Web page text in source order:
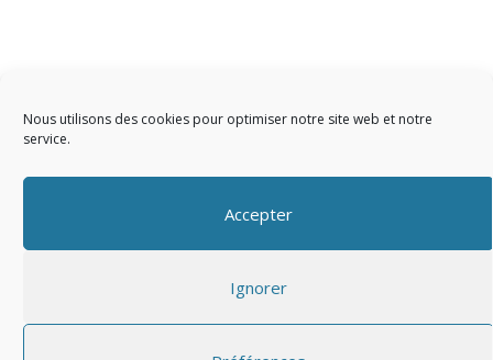
Nous utilisons des cookies pour optimiser notre site web et notre
service.
Accepter
Ignorer
Copyright © 2023 AIDF
Présentation